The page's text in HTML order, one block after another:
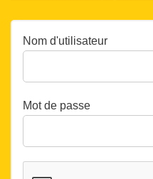
Nom d'utilisateur
Mot de passe